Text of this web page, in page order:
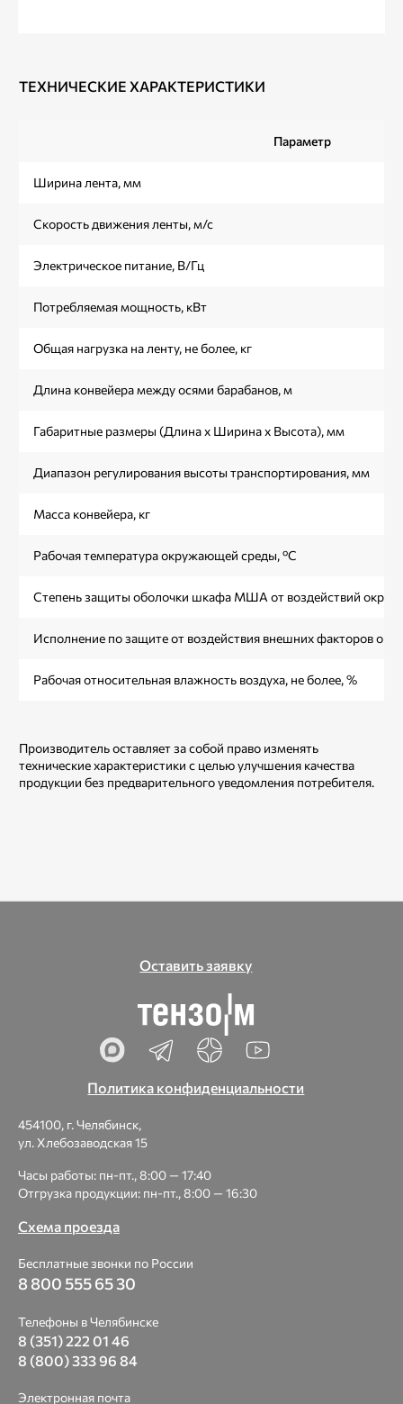
ТЕХНИЧЕСКИЕ ХАРАКТЕРИСТИКИ
Параметр
Ширина лента, мм
Скорость движения ленты, м/с
Электрическое питание, В/Гц
Потребляемая мощность, кВт
Общая нагрузка на ленту, не более, кг
Длина конвейера между осями барабанов, м
Габаритные размеры (Длина х Ширина х Высота), мм
Диапазон регулирования высоты транспортирования, мм
Масса конвейера, кг
Рабочая температура окружающей среды, ºС
Степень защиты оболочки шкафа МША от воздействий
Исполнение по защите от воздействия внешних факторов
Рабочая относительная влажность воздуха, не более, %
Производитель оставляет за собой право изменять
технические характеристики с целью улучшения качества
продукции без предварительного уведомления потребителя.
Оставить заявку
Политика конфиденциальности
454100, г. Челябинск,
ул. Хлебозаводская 15
Часы работы: пн-пт., 8:00 — 17:40
Отгрузка продукции: пн-пт., 8:00 — 16:30
Схема проезда
Бесплатные звонки по России
8 800 555 65 30
Телефоны в Челябинске
8 (351) 222 01 46
8 (800) 333 96 84
Электронная почта